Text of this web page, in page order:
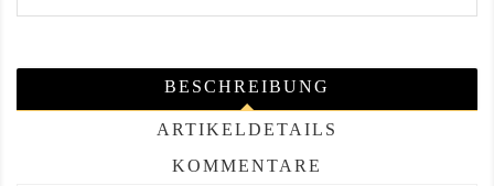
BESCHREIBUNG
ARTIKELDETAILS
KOMMENTARE